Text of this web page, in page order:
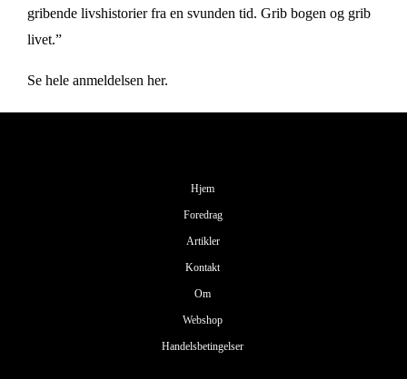
gribende livshistorier fra en svunden tid. Grib bogen og grib
livet.”
Se hele anmeldelsen her.
Hjem
Foredrag
Artikler
Kontakt
Om
Webshop
Handelsbetingelser